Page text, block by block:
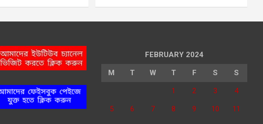
FEBRUARY 2024
M T W T F S S
1 2 3 4
5 6 7 8 9 10 11